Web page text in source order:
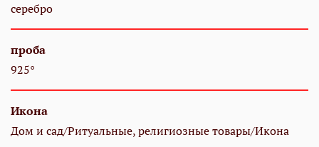
серебро
проба
925°
Икона
Дом и сад/Ритуальные, религиозные товары/Икона